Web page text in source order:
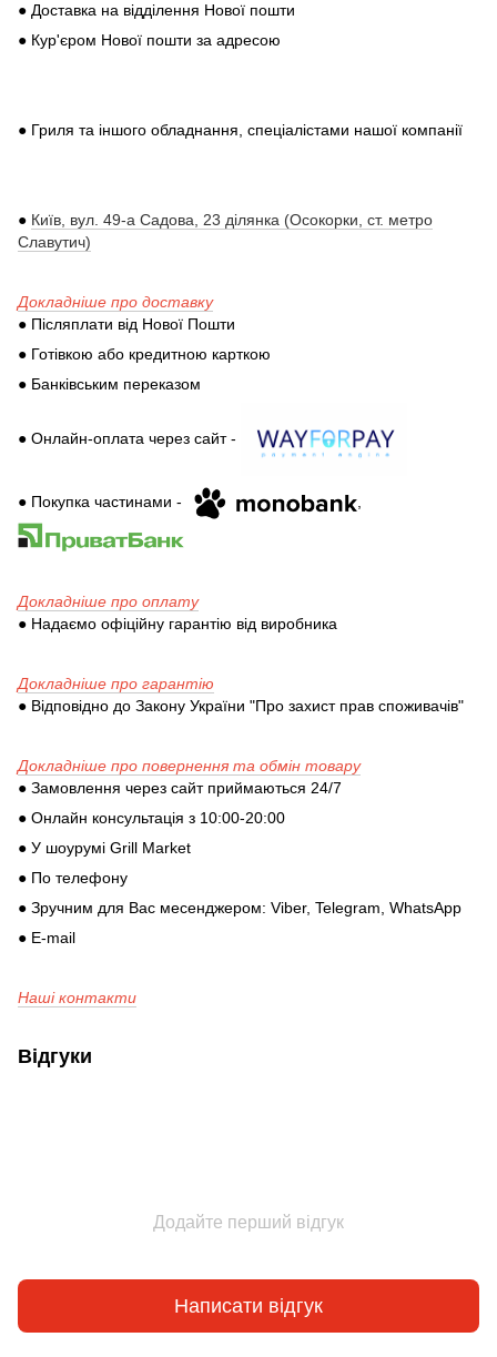
● Доставка на відділення Нової пошти
● Кур'єром Нової пошти за адресою
● Гриля та іншого обладнання, спеціалістами нашої компанії
● Київ, вул. 49-а Садова, 23 ділянка (Осокорки, ст. метро
Славутич)
Докладніше про доставку
● Післяплати від Нової Пошти
● Готівкою або кредитною карткою
● Банківським переказом
● Онлайн-оплата через сайт -
● Покупка частинами - ,
Докладніше про оплату
● Надаємо офіційну гарантію від виробника
Докладніше про гарантію
● Відповідно до Закону України "Про захист прав споживачів"
Докладніше про повернення та обмін товару
● Замовлення через сайт приймаються 24/7
● Онлайн консультація з 10:00-20:00
● У шоурумі Grill Market
● По телефону
● Зручним для Вас месенджером: Viber, Telegram, WhatsApp
● E-mail
Наші контакти
Відгуки
Додайте перший відгук
Написати відгук